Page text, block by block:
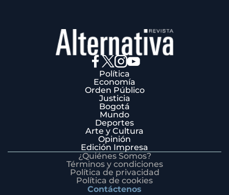
Política
Economía
Orden Público
Justicia
Bogotá
Mundo
Deportes
Arte y Cultura
Opinión
Edición Impresa
¿Quiénes Somos?
Términos y condiciones
Política de privacidad
Política de cookies
Contáctenos